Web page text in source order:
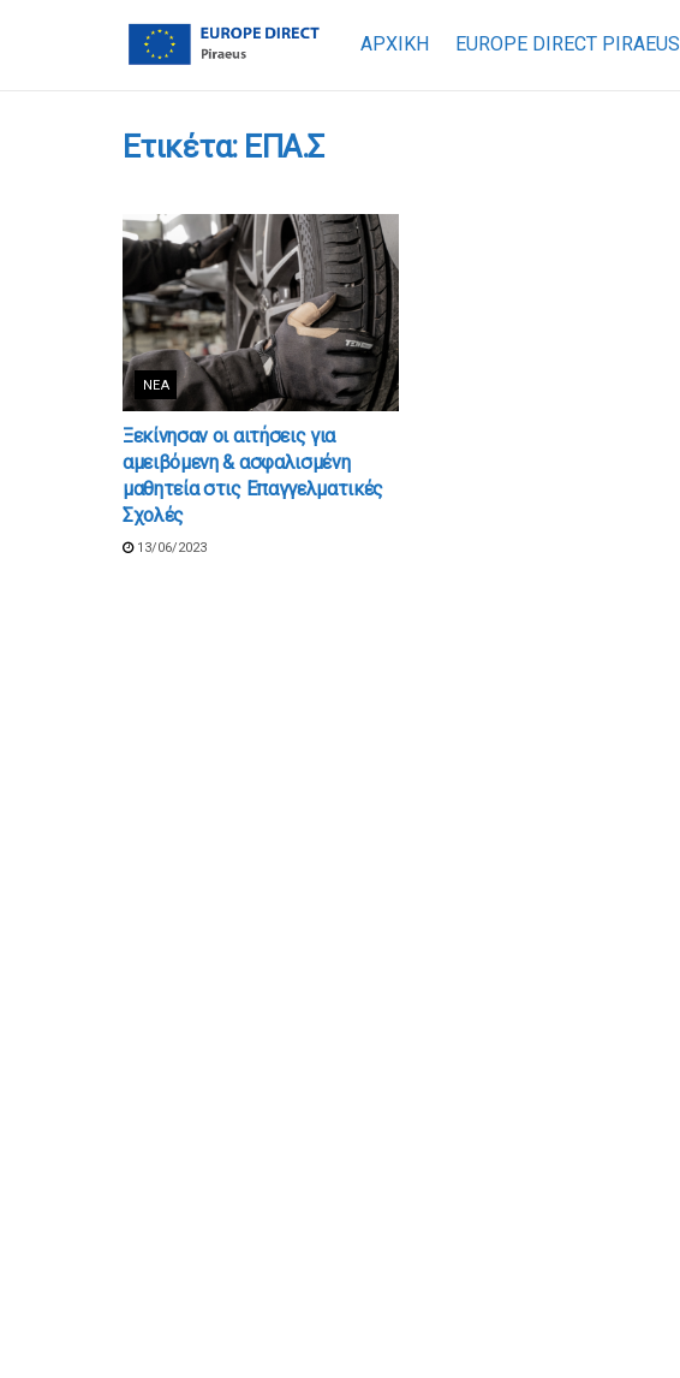
ΑΡΧΙΚΗ EUROPE DIRECT PIRAEUS
Ετικέτα: ΕΠΑ.Σ
ΝΈΑ
Ξεκίνησαν οι αιτήσεις για
αμειβόμενη & ασφαλισμένη
μαθητεία στις Επαγγελματικές
Σχολές
13/06/2023